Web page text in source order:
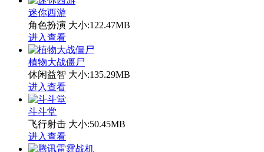
迷你西游
角色扮演 大小:122.47MB
进入查看
植物大战僵尸
休闲益智 大小:135.29MB
进入查看
斗斗堂
飞行射击 大小:50.45MB
进入查看